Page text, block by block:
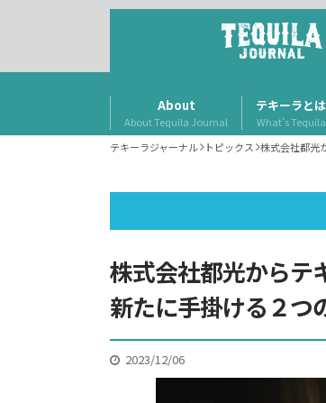
About
About Tequila Journal
テキーラとは
What’s Tequila
テキーラジャーナル トピックス 株式会社都光
株式会社都光からテ
新たに手掛ける２つ
2023/12/06